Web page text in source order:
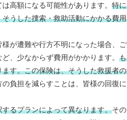
高額になる可能性があります。 特
うした捜索・救助活動にかかる費
が遭難や行方不明になった場合、
、少なからず費用がかかります。
す。この保険は、そうした救援者
負担を減らすことは、皆様の回復
るプランによって異なります。そ